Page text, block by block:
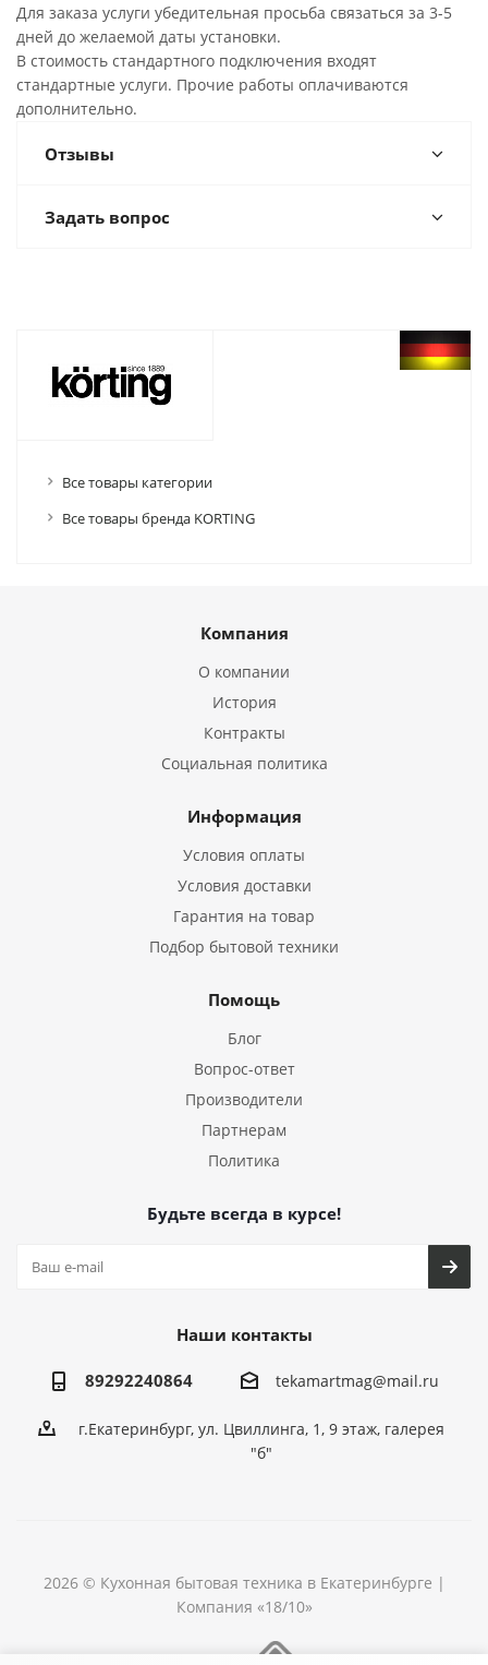
Для заказа услуги убедительная просьба связаться за 3-5
дней до желаемой даты установки.
В стоимость стандартного подключения входят
стандартные услуги. Прочие работы оплачиваются
дополнительно.
Отзывы
Задать вопрос
Все товары категории
Все товары бренда KORTING
Компания
О компании
История
Контракты
Социальная политика
Информация
Условия оплаты
Условия доставки
Гарантия на товар
Подбор бытовой техники
Помощь
Блог
Вопрос-ответ
Производители
Партнерам
Политика
Будьте всегда в курсе!
Наши контакты
89292240864 tekamartmag@mail.ru
г.Екатеринбург, ул. Цвиллинга, 1, 9 этаж, галерея
"б"
2026 © Кухонная бытовая техника в Екатеринбурге |
Компания «18/10»